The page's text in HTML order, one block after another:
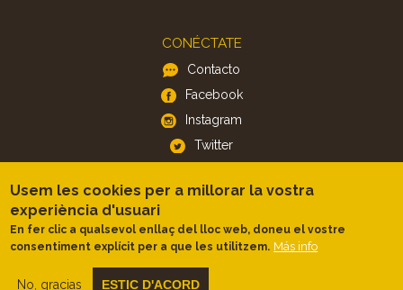
CONÉCTATE
Contacto
Facebook
Instagram
Twitter
APP
iOS
Android
Usem les cookies per a millorar la vostra
experiència d'usuari
En fer clic a qualsevol enllaç del lloc web, doneu el vostre
consentiment explícit per a que les utilitzem. Más info
No, gracias ESTIC D'ACORD